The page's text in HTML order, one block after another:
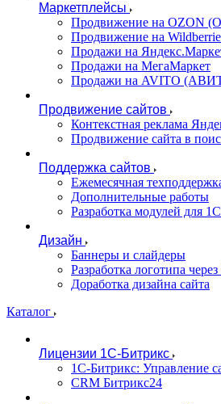
Маркетплейсы
Продвижение на OZON
Продвижение на
Продажи на
Продажи на МегаМаркет
Продажи на AVITO
Продвижение сайтов
Контекстная реклама
Продвижение сайта в
Поддержка сайтов
Ежемесячная
Дополнительные работы
Разработка модулей для
Дизайн
Баннеры и слайдеры
Разработка логотипа
Доработка дизайна сайта
Каталог
Лицензии 1С-Битрикс
1С-Битрикс: Управление
CRM Битрикс24